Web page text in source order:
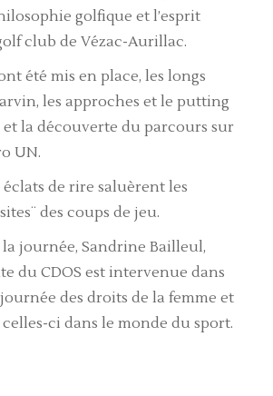
golfique et l’esprit
club de Vézac-Aurillac.
été mis en place, les longs
les approches et le putting
et la découverte du parcours sur
UN.
de rire saluèrent les
des coups de jeu.
journée, Sandrine Bailleul,
du CDOS est intervenue dans
des droits de la femme et
ci dans le monde du sport.